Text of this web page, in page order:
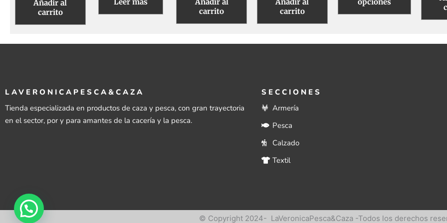
Añadir al
carrito
carrito
carrito
opciones
LAVERONICAPESCA&CAZA
Tienda especializada en productos de caza y pesca, con gran trayectoria
en el sector, por y para amantes de la cacería y la pesca.
SECCIONES
Armería
Pesca
Calzado
Textil
© Copyright 2024- LaVeronicaPesca&Caza -Todos los derechos
© Copyright 2024- LaVeronicaPesca&Caza -Todos los derechos